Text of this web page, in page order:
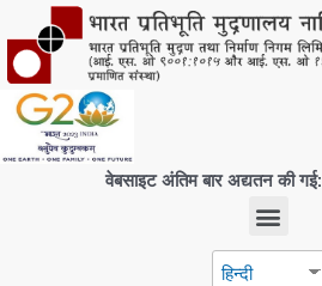
वेबसाइट अंतिम बार अद्यतन की गई:
हिन्दी